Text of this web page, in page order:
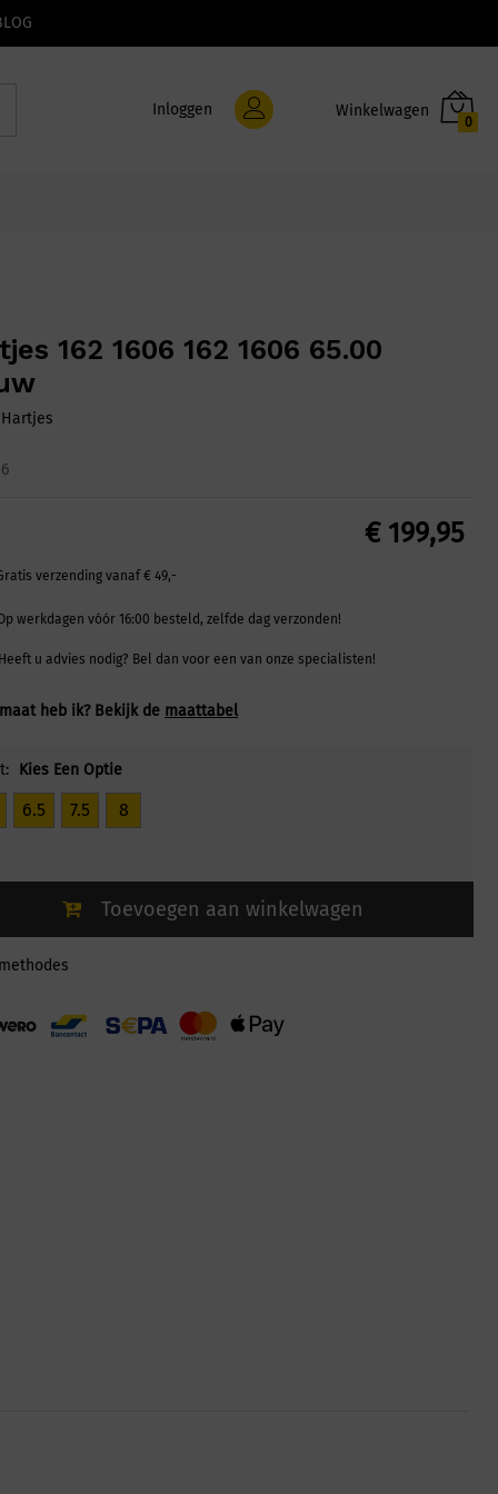
Inloggen
0
162 1606 162 1606 65.00
Hartjes
€199,95
verzending vanaf € 49,-
werkdagen vóór 16:00 besteld, zelfde dag verzonden!
u advies nodig? Bel dan voor een van onze specialisten!
heb ik? Bekijk de maattabel
Kies Een Optie
6.5 7.5 8
Toevoegen aan winkelwagen